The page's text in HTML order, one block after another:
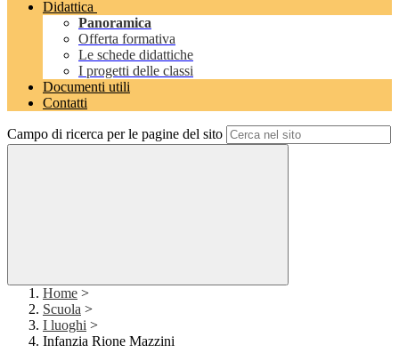
Didattica
Panoramica
Offerta formativa
Le schede didattiche
I progetti delle classi
Documenti utili
Contatti
Campo di ricerca per le pagine del sito
Home >
Scuola >
I luoghi >
Infanzia Rione Mazzini